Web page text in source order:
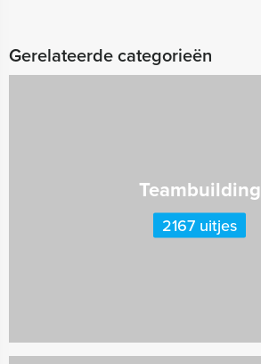
Gerelateerde categorieën
Teambuilding
2167 uitjes